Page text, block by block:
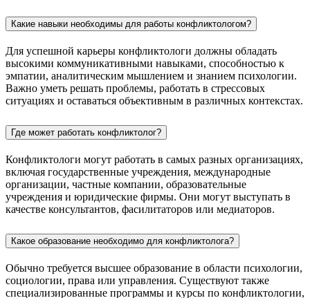
Какие навыки необходимы для работы конфликтологом?
Для успешной карьеры конфликтологи должны обладать
высокими коммуникативными навыками, способностью к
эмпатии, аналитическим мышлением и знанием психологии.
Важно уметь решать проблемы, работать в стрессовых
ситуациях и оставаться объективным в различных контекстах.
Где может работать конфликтолог?
Конфликтологи могут работать в самых разных организациях,
включая государственные учреждения, международные
организации, частные компании, образовательные
учреждения и юридические фирмы. Они могут выступать в
качестве консультантов, фасилитаторов или медиаторов.
Какое образование необходимо для конфликтолога?
Обычно требуется высшее образование в области психологии,
социологии, права или управления. Существуют также
специализированные программы и курсы по конфликтологии,